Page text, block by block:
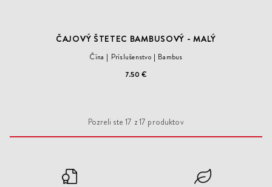
ČAJOVÝ ŠTETEC BAMBUSOVÝ - MALÝ
Čína Príslušenstvo
Bambus
7.50 €
Pozreli ste17 z17 produktov